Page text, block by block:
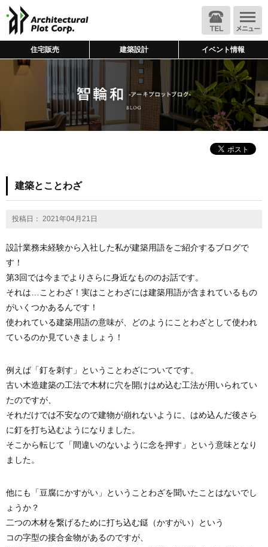
住宅販売 建築設計 イベント情報
建築とことわざ
投稿日： 2021年04月21日
設計業務未経験から入社した私が建築用語をご紹介するブログで
す！
第3回では今までよりさらに身近なもののお話です。
それは…ことわざ！実はことわざには建築用語が含まれているもの
がいくつかあるんです！
使われている建築用語の意味が、どのようにことわざとして使われ
ているのか見ていきましょう！
例えば「釘を刺す」ということわざについてです。
古い木造建築の工法で木材に穴を開けはめ込む工法が用いられてい
たのですが、
それだけでは不安なので建物が崩れないように、はめ込んだ後さら
に釘を打ち込むようになりました。
そこから転じて「間違いのないように念を押す」という意味となり
ました。
他にも「豆腐にかすがい」ということわざを聞いたことはないでし
ょうか？
二つの木材を繋げるために打ち込む鎹（かすがい）という
コの字型の接合金物があるのですが、